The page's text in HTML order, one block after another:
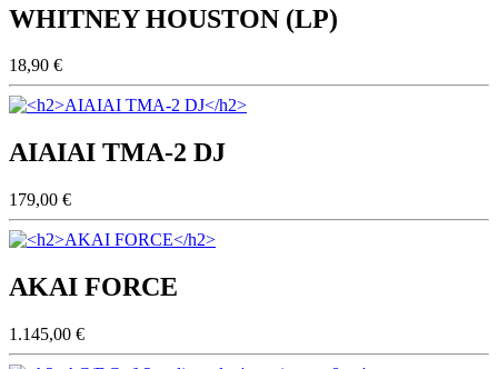
WHITNEY HOUSTON (LP)
18,90 €
AIAIAI TMA-2 DJ
179,00 €
AKAI FORCE
1.145,00 €